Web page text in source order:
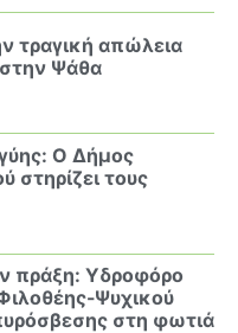
τραγική απώλεια
Ψάθα
Ο Δήμος
στηρίζει τους
πράξη: Υδροφόρο
Ψυχικού
στη φωτιά